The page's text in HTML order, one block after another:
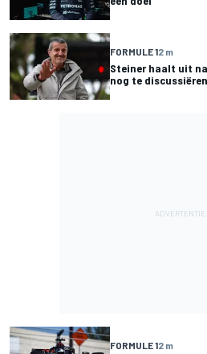
FORMULE 12 m
Steiner haalt uit
nog te
FORMULE 12 m